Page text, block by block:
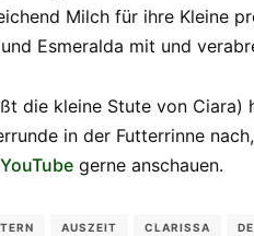
Milch für ihre Kleine
Esmeralda mit und
die kleine Stute von
in der Futterrinne
gerne anschauen.
AUSZEIT CLARISSA